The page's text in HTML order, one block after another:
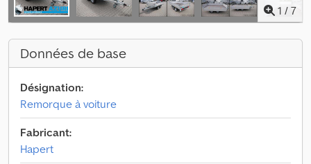
1 / 7
Données de base
Désignation:
Remorque à voiture
Fabricant:
Hapert